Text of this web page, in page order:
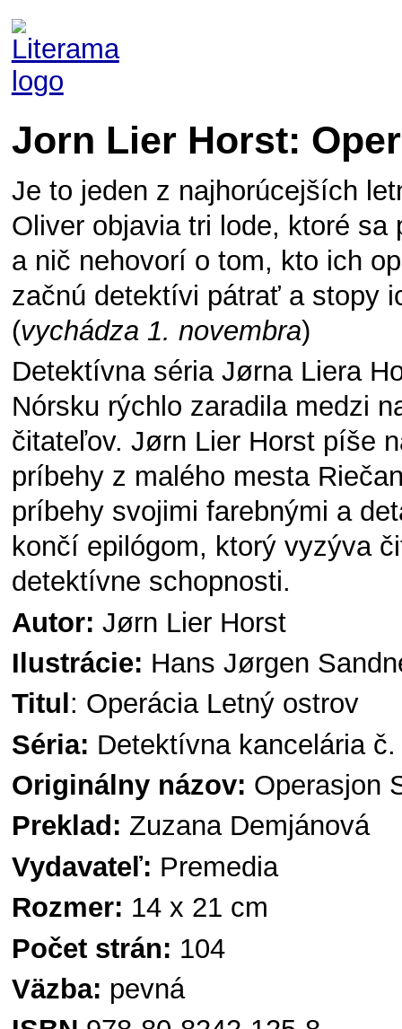
Jorn Lier Horst:
Je to jeden z najhorúcejších
Oliver objavia tri lode, ktoré
a nič nehovorí o tom, kto ich
začnú detektívi pátrať a stopy
(vychádza 1. novembra)
Detektívna séria Jørna Liera
Nórsku rýchlo zaradila medzi
čitateľov. Jørn Lier Horst píše
príbehy z malého mesta
príbehy svojimi farebnými a
končí epilógom, ktorý vyzýva
detektívne schopnosti.
Autor: Jørn Lier Horst
Ilustrácie: Hans Jørgen
Titul : Operácia Letný ostrov
Séria: Detektívna kancelária č.
Originálny názov: Operasjon
Preklad: Zuzana Demjánová
Vydavateľ: Premedia
Rozmer: 14 x 21 cm
Počet strán: 104
Väzba: pevná